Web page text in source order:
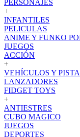
PERSONAJES
+
INFANTILES
PELICULAS
ANIME Y FUNKO
JUEGOS
ACCIÓN
+
VEHÍCULOS Y
LANZADORES
FIDGET TOYS
+
ANTIESTRES
CUBO MAGICO
JUEGOS
DEPORTES